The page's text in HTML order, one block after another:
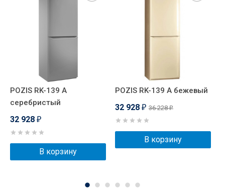
POZIS RK-139 A
серебристый
32 928 ₽
В корзину
POZIS RK-139 А бежевый
32 928 ₽ 36 228₽
В корзину